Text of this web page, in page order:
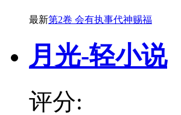
最新第2卷 会有执事代神赐福
月光-轻小说
评分: